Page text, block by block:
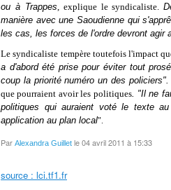
ou à Trappes, explique le syndicaliste.
manière avec une Saoudienne qui
les cas, les forces de l'ordre devront agir
Le syndicaliste tempère toutefois l'impact
a d'abord été prise pour éviter tout
coup la priorité numéro un des policiers".
que pourraient avoir les politiques. "Il ne
politiques qui auraient voté le texte
application au plan local".
Par Alexandra Guillet le 04 avril 2011 à 15:33
source : lci.tf1.fr